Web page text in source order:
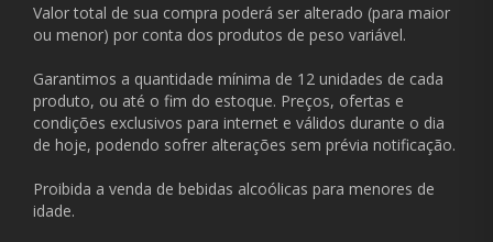
Valor total de sua compra poderá ser alterado (para maior
ou menor) por conta dos produtos de peso variável.
Garantimos a quantidade mínima de 12 unidades de cada
produto, ou até o fim do estoque. Preços, ofertas e
condições exclusivos para internet e válidos durante o dia
de hoje, podendo sofrer alterações sem prévia notificação.
Proibida a venda de bebidas alcoólicas para menores de
idade.